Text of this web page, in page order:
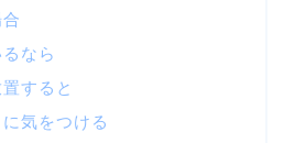
なら
すると
気をつける